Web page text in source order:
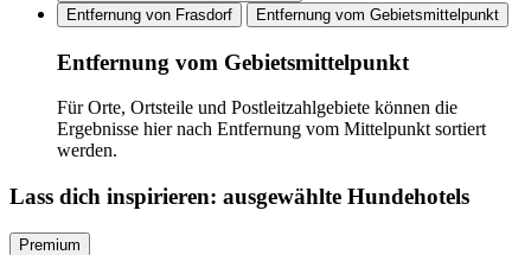
Entfernung von Frasdorf
Entfernung vom Gebietsmittelpunkt
Entfernung vom Gebietsmittelpunkt
Für Orte, Ortsteile und Postleitzahlgebiete können die
Ergebnisse hier nach Entfernung vom Mittelpunkt sortiert
werden.
Lass dich inspirieren: ausgewählte Hundehotels
Premium